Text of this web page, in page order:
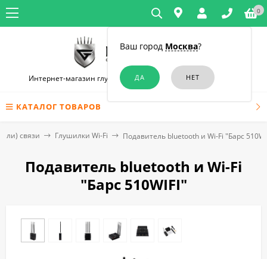
Ваш город Москва?
0
Интернет-магазин глушилок связи и диктофонов в Москве
КАТАЛОГ ТОВАРОВ
связи Глушилки Wi-Fi Подавитель bluetooth и Wi-Fi "Барс
Подавитель bluetooth и Wi-Fi
"Барс ​510WIFI"